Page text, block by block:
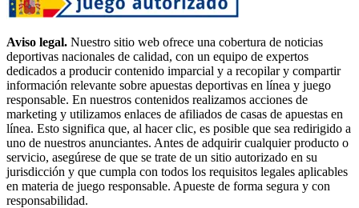
Aviso legal. Nuestro sitio web ofrece una cobertura de noticias
deportivas nacionales de calidad, con un equipo de expertos
dedicados a producir contenido imparcial y a recopilar y compartir
información relevante sobre apuestas deportivas en línea y juego
responsable. En nuestros contenidos realizamos acciones de
marketing y utilizamos enlaces de afiliados de casas de apuestas en
línea. Esto significa que, al hacer clic, es posible que sea redirigido a
uno de nuestros anunciantes. Antes de adquirir cualquier producto o
servicio, asegúrese de que se trate de un sitio autorizado en su
jurisdicción y que cumpla con todos los requisitos legales aplicables
en materia de juego responsable. Apueste de forma segura y con
responsabilidad.